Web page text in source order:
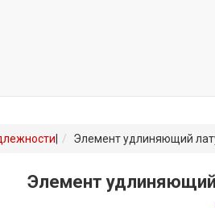
Элемент удлиняющий
Элемент